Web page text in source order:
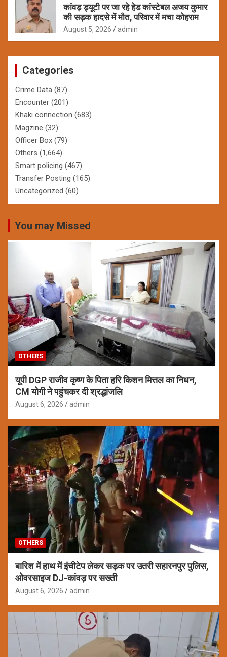
कांवड़ ड्यूटी पर जा रहे हेड कांस्टेबल अजय कुमार
की सड़क हादसे में मौत, परिवार में मचा कोहराम
August 5, 2026 admin
Categories
Crime Data (87)
Encounter (201)
Khaki connection (683)
Magzine (32)
Officer Box (79)
Others (1,664)
Smart policing (467)
Transfer Posting (165)
Uncategorized (60)
You may Missed
OTHERS
यूपी DGP राजीव कृष्ण के पिता हरि किशन मित्तल का निधन,
CM योगी ने पहुंचकर दी श्रद्धांजलि
August 6, 2026 admin
OTHERS
बारिश में हाथ में इंचीटेप लेकर सड़क पर उतरी सहारनपुर पुलिस,
ओवरसाइज DJ-कांवड़ पर सख्ती
August 6, 2026 admin